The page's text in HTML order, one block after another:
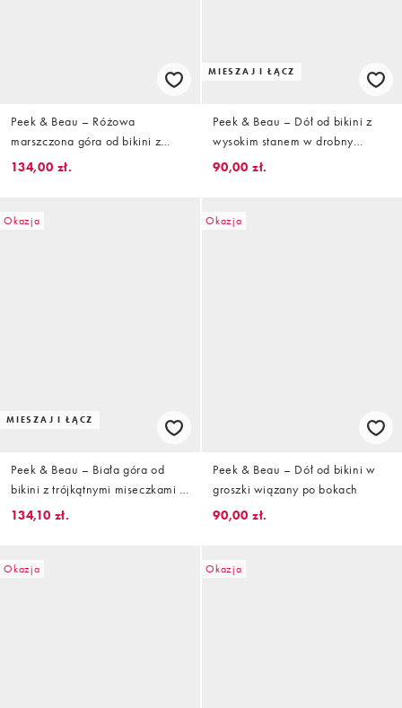
Peek & Beau – Różowa
marszczona góra od bikini z
trójkątnymi miseczkami
134,00 zł.
MIESZAJ I ŁĄCZ
Peek & Beau – Dół od bikini z
wysokim stanem w drobny
kwiatowy wzór
90,00 zł.
Okazja
MIESZAJ I ŁĄCZ
Peek & Beau – Biała góra od
bikini z trójkątnymi miseczkami w
groszki
134,10 zł.
Okazja
Peek & Beau – Dół od bikini w
groszki wiązany po bokach
90,00 zł.
Okazja Okazja